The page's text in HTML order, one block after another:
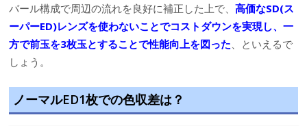
バール構成で周辺の流れを良好に補正した上で、高価なSD(ス
ーパーED)レンズを使わないことでコストダウンを実現し、一
方で前玉を3枚玉とすることで性能向上を図った 、といえるで
しょう。
ノーマルED1枚での色収差は？